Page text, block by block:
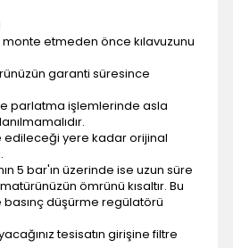
etmeden önce kılavuzunu
garanti süresince
parlatma işlemlerinde asla
yere kadar orijinal
5 bar'ın üzerinde ise uzun süre
ömrünü kısaltır. Bu
düşürme regülatörü
tesisatın girişine filtre